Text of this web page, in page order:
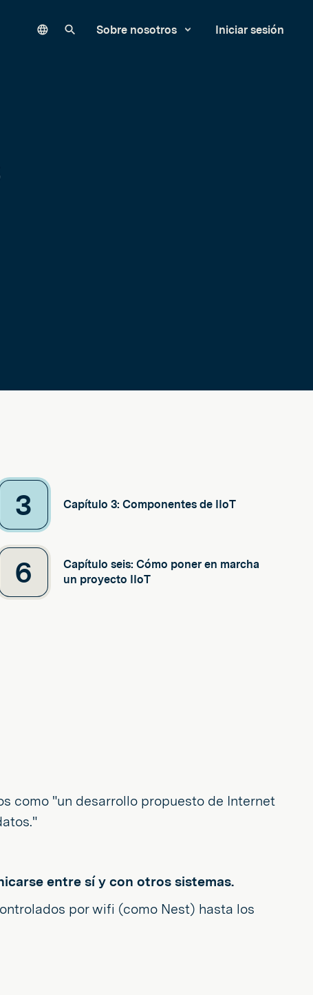
LanguageBuscar en nuestro sitio
Sobre nosotros Iniciar sesión
3 Capítulo 3: Componentes de IIoT
6
Capítulo seis: Cómo poner en marcha
un proyecto IIoT
como "un desarrollo propuesto de Internet
entre sí y con otros sistemas.
por wifi (como Nest) hasta los